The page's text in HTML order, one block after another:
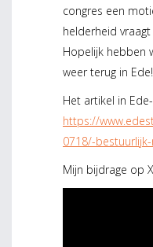
congres een
helderheid
Hopelijk hebben
weer terug in Ede!
Het artikel in
https://
0718/-
Mijn bijdrage op